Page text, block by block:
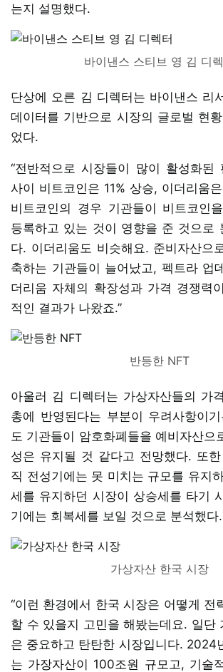
는지 설명했다.
바이낸스 스티브 영 김 디
단상에 오른 김 디렉터는 바이낸스 리
데이터를 기반으로 시장의 글로벌 현
었다.
“전반적으로 시장들이 많이 활성화된
사이 비트코인은 11% 상승, 이더리움
비트코인의 경우 기관들이 비트코인
등록하고 있는 것이 영향을 준 것으로
다. 이더리움도 비슷해요. 준비자산으
축하는 기관들이 늘어났고, 펙트라 업
더리움 자체의 확장성과 가격 경쟁력
적인 결과가 나왔죠.”
반등한 NFT
아울러 김 디렉터는 가상자산들의 가
총에 반영된다는 부분이 우려사항이
도 기관들이 암호화폐들을 예비자산으
성은 유지될 것 같다고 전망했다. 또
직 전성기에는 못 미치는 규모를 유지
세를 유지하던 시장이 상승세를 타기
기에는 회복세를 보일 것으로 분석했다.
가상자산 한국 시장
“이런 환경에서 한국 시장은 어떻게 전
할 수 있을지 고민을 해봤는데요. 일단
은 중요하고 탄탄한 시장입니다. 2024
는 가장자산이 100조원 규모고, 기술